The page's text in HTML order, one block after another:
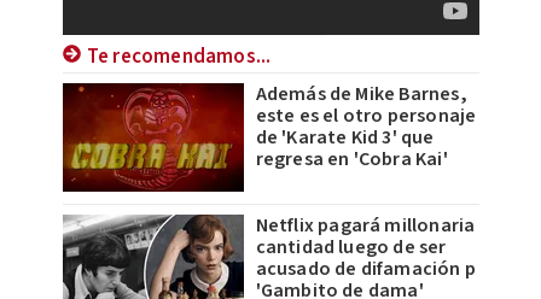
Te recomendamos...
Además de Mike Barnes,
este es el otro personaje
de 'Karate Kid 3' que
regresa en 'Cobra Kai'
Netflix pagará millonaria
cantidad luego de ser
acusado de difamación p
'Gambito de dama'